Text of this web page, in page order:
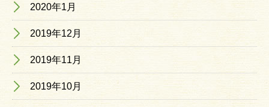
2020年1月
2019年12月
2019年11月
2019年10月